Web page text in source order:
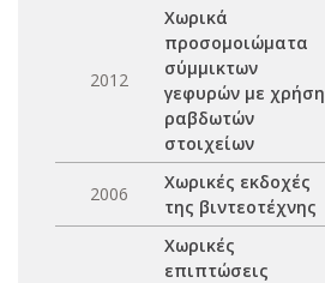
2012
Χωρικά
προσομοιώματα
σύμμικτων
γεφυρών με χρήση
ραβδωτών
στοιχείων
2006
Χωρικές εκδοχές
της βιντεοτέχνης
Χωρικές
επιπτώσεις